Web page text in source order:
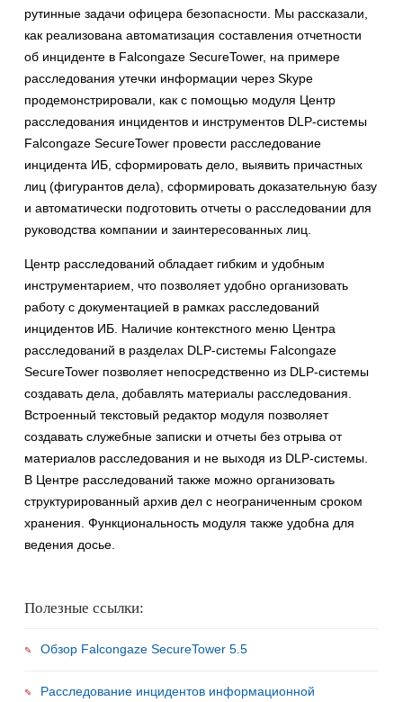
рутинные задачи офицера безопасности. Мы рассказали,
как реализована автоматизация составления отчетности
об инциденте в Falcongaze SecureTower, на примере
расследования утечки информации через Skype
продемонстрировали, как с помощью модуля Центр
расследования инцидентов и инструментов DLP-системы
Falcongaze SecureTower провести расследование
инцидента ИБ, сформировать дело, выявить причастных
лиц (фигурантов дела), сформировать доказательную базу
и автоматически подготовить отчеты о расследовании для
руководства компании и заинтересованных лиц.
Центр расследований обладает гибким и удобным
инструментарием, что позволяет удобно организовать
работу с документацией в рамках расследований
инцидентов ИБ. Наличие контекстного меню Центра
расследований в разделах DLP-системы Falcongaze
SecureTower позволяет непосредственно из DLP-системы
создавать дела, добавлять материалы расследования.
Встроенный текстовый редактор модуля позволяет
создавать служебные записки и отчеты без отрыва от
материалов расследования и не выходя из DLP-системы.
В Центре расследований также можно организовать
структурированный архив дел с неограниченным сроком
хранения. Функциональность модуля также удобна для
ведения досье.
Полезные ссылки:
Обзор Falcongaze SecureTower 5.5
Расследование инцидентов информационной